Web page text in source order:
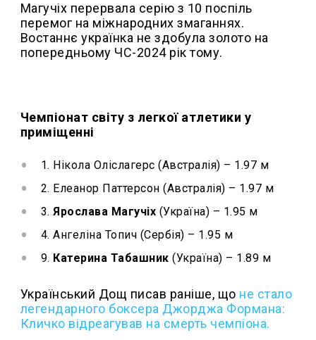
Магучіх перервала серію з 10 поспіль
перемог на міжнародних змаганнях.
Востаннє українка не здобула золото на
попередньому ЧС-2024 рік тому.
Чемпіонат світу з легкої атлетики у
приміщенні
1. Нікола Оліслагерс (Австралія) – 1.97 м
2. Елеанор Паттерсон (Австралія) – 1.97 м
3.Ярослава Магучіх (Україна) – 1.95 м
4. Ангеліна Топич (Сербія) – 1.95 м
9. Катерина Табашник (Україна) – 1.89 м
Український Дощ писав раніше, що не стало
легендарного боксера Джорджа Формана:
Кличко відреагував на смерть чемпіона.